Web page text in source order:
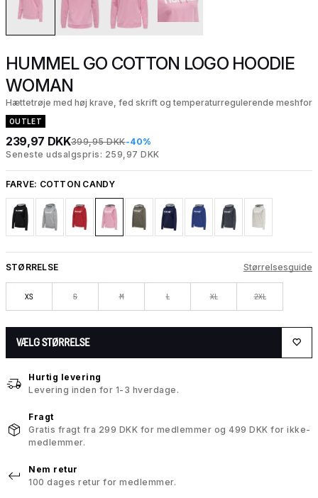
HUMMEL GO COTTON LOGO HOODIE
WOMAN
Hættetrøje med høj krave, fed skrift og temperaturregulerende meshfor
OUTLET
239,97 DKK399,95 DKK-40%
Seneste udsalgspris: 259,97 DKK
FARVE: COTTON CANDY
STØRRELSE Størrelsesguide
XS S M L XL 2XL
VÆLG STØRRELSE
Hurtig levering
Levering inden for 1-3 hverdage.
Fragt
Gratis fragt fra 299 DKK for medlemmer og 499 DKK for ikke-
medlemmer.
Nem retur
100 dages retur for medlemmer.